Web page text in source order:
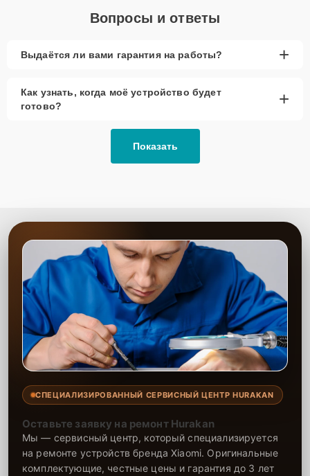
Вопросы и ответы
Выдаётся ли вами гарантия на работы? +
Как узнать, когда моё устройство будет
готово?
+
Показать
СПЕЦИАЛИЗИРОВАННЫЙ СЕРВИСНЫЙ ЦЕНТР HURAKAN
Оставьте заявку на ремонт Hurakan
Мы — сервисный центр, который специализируется
на ремонте устройств бренда Xiaomi. Оригинальные
комплектующие, честные цены и гарантия до 3 лет